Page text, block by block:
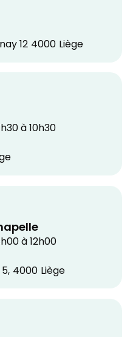
12 4000 Liège
à 10h30
à 12h00
5, 4000 Liège